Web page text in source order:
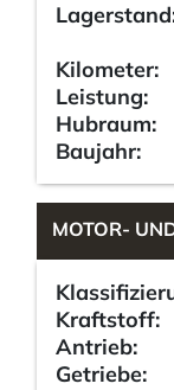
Kilometer:
Leistung:
Hubraum:
Baujahr:
MOTOR-
Kraftstoff:
Antrieb:
Getriebe: